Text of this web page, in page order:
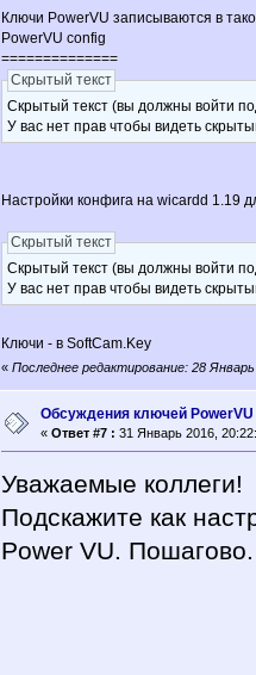
Ключи PowerVU записываются в
PowerVU config
==============
Скрытый текст
Скрытый текст (вы должны войти
У вас нет прав чтобы видеть
Настройки конфига на wicardd 1.19
Скрытый текст
Скрытый текст (вы должны войти
У вас нет прав чтобы видеть
Ключи - в SoftCam.Key
«Последнее редактирование: 28
Обсуждения ключей PowerVU
« Ответ #7 : 31 Январь 2016,
Уважаемые коллеги!
Подскажите как
Power VU. Пошагово.